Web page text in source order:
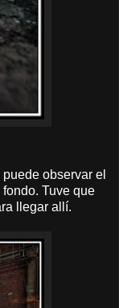
observar el
fondo. Tuve que
llegar allí.